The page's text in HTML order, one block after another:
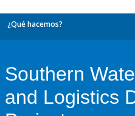
¿Qué hacemos?
Southern
and Logistics